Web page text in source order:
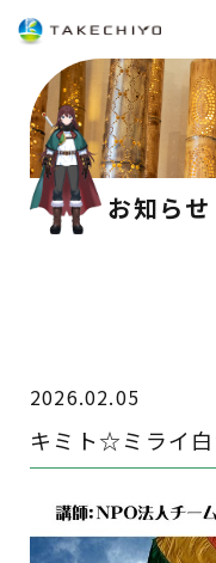
お知らせ
2026.02.05
キミト☆ミライ